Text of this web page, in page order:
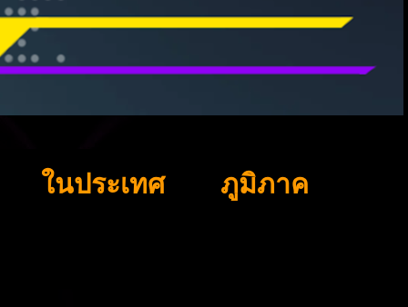
ในประเทศ ภูมิภาค